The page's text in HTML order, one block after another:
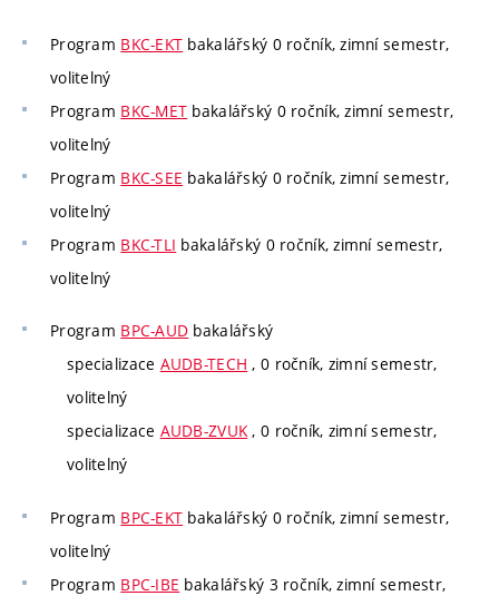
Program BKC-EKT bakalářský 0 ročník, zimní semestr,
volitelný
Program BKC-MET bakalářský 0 ročník, zimní semestr,
volitelný
Program BKC-SEE bakalářský 0 ročník, zimní semestr,
volitelný
Program BKC-TLI bakalářský 0 ročník, zimní semestr,
volitelný
Program BPC-AUD bakalářský
specializace AUDB-TECH , 0 ročník, zimní semestr,
volitelný
specializace AUDB-ZVUK, 0 ročník, zimní semestr,
volitelný
Program BPC-EKT bakalářský 0 ročník, zimní semestr,
volitelný
Program BPC-IBE bakalářský 3 ročník, zimní semestr,